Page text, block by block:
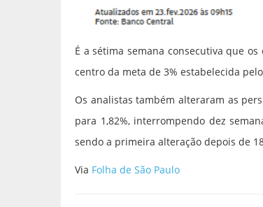
É a sétima semana consecutiva que
centro da meta de 3% estabelecida
Os analistas também alteraram as
para 1,82%, interrompendo dez
sendo a primeira alteração depois de
Via Folha de São Paulo